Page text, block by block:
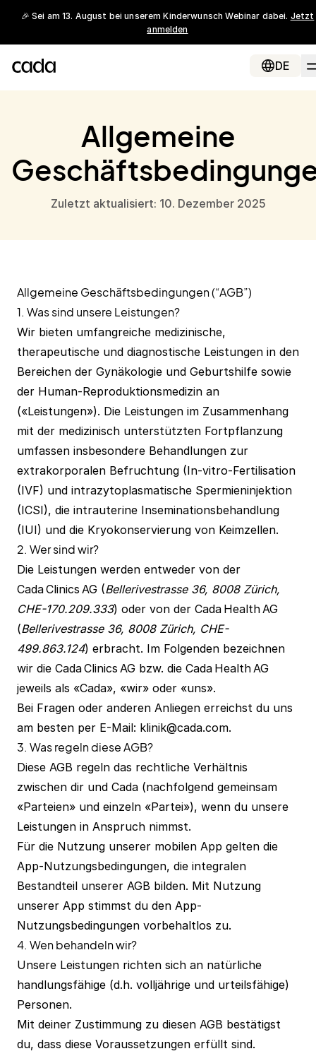
🎉 Sei am 13. August bei unserem Kinderwunsch Webinar dabei. Jetzt
anmelden
DE
Allgemeine
Zuletzt aktualisiert: 10. Dezember 2025
Allgemeine Geschäftsbedingungen (“AGB”)
1. Was sind unsere Leistungen?
Wir bieten umfangreiche medizinische,
therapeutische und diagnostische Leistungen in den
Bereichen der Gynäkologie und Geburtshilfe sowie
der Human-Reproduktionsmedizin an
(«Leistungen»). Die Leistungen im Zusammenhang
mit der medizinisch unterstützten Fortpflanzung
umfassen insbesondere Behandlungen zur
extrakorporalen Befruchtung (In-vitro-Fertilisation
(IVF) und intrazytoplasmatische Spermieninjektion
(ICSI), die intrauterine Inseminationsbehandlung
(IUI) und die Kryokonservierung von Keimzellen.
2. Wer sind wir?
Die Leistungen werden entweder von der
Cada Clinics AG (Bellerivestrasse 36, 8008 Zürich,
CHE-170.209.333) oder von der Cada Health AG
(Bellerivestrasse 36, 8008 Zürich, CHE-
499.863.124) erbracht. Im Folgenden bezeichnen
wir die Cada Clinics AG bzw. die Cada Health AG
jeweils als «Cada», «wir» oder «uns».
Bei Fragen oder anderen Anliegen erreichst du uns
am besten per E-Mail: klinik@cada.com.
3. Was regeln diese AGB?
Diese AGB regeln das rechtliche Verhältnis
zwischen dir und Cada (nachfolgend gemeinsam
«Parteien» und einzeln «Partei»), wenn du unsere
Leistungen in Anspruch nimmst.
Für die Nutzung unserer mobilen App gelten die
App-Nutzungsbedingungen, die integralen
Bestandteil unserer AGB bilden. Mit Nutzung
unserer App stimmst du den App-
Nutzungsbedingungen vorbehaltlos zu.
4. Wen behandeln wir?
Unsere Leistungen richten sich an natürliche
handlungsfähige (d.h. volljährige und urteilsfähige)
Personen.
Mit deiner Zustimmung zu diesen AGB bestätigst
du, dass diese Voraussetzungen erfüllt sind.